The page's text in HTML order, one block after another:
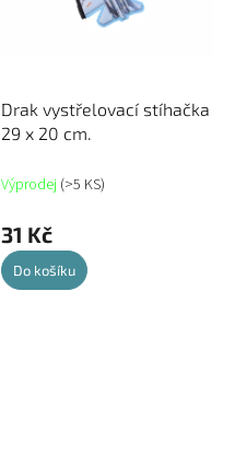
Drak vystřelovací stíhačka
29 x 20 cm.
Výprodej (>5 KS)
31 Kč
Do košíku